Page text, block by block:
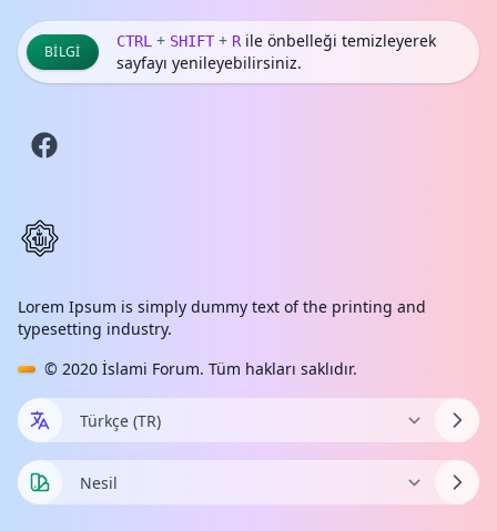
BILGI
CTRL + SHIFT + Rile önbelleği temizleyerek
sayfayı yenileyebilirsiniz.
Lorem Ipsum is simply dummy text of the printing and
typesetting industry.
© 2020 İslami Forum. Tüm hakları saklıdır.